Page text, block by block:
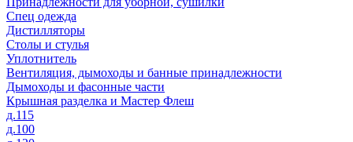
Спец одежда
Дистилляторы
Столы и стулья
Уплотнитель
Вентиляция, дымоходы и банные принадлежности
Дымоходы и фасонные части
Крышная разделка и Мастер Флеш
д.115
д.100